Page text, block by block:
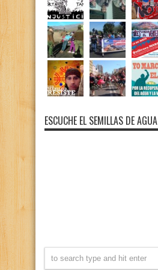
ESCUCHE EL SEMILLAS DE AGUA